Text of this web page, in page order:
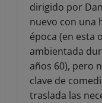
dirigido por
nuevo con una
época (en esta
ambientada
años 60), pero
clave de
traslada las